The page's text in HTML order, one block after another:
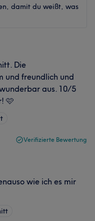
damit du weißt, was
Die
und freundlich und
aus. 10/5
🩷
Verifizierte Bewertung
wie ich es mir